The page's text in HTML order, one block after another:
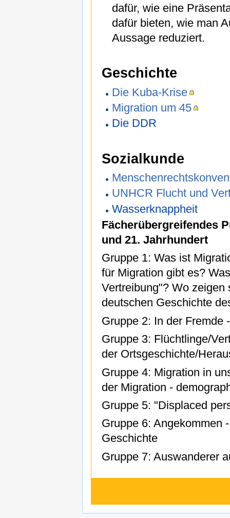
dafür, wie eine
dafür bieten, wie man
Aussage reduziert.
Geschichte
Die Kuba-Krise
Migration um 45
Die DDR
Sozialkunde
UNHCR Flucht und
Wasserknappheit
Fächerübergreifendes
und 21. Jahrhundert
Gruppe 1: Was ist
für Migration gibt es?
Vertreibung"? Wo zeigen
deutschen Geschichte
Gruppe 2: In der Fremde
Gruppe 3: Flüchtlinge/
der Ortsgeschichte/
Gruppe 4: Migration in
der Migration -
Gruppe 5: "Displaced
Gruppe 6: Angekommen
Geschichte
Gruppe 7: Auswanderer